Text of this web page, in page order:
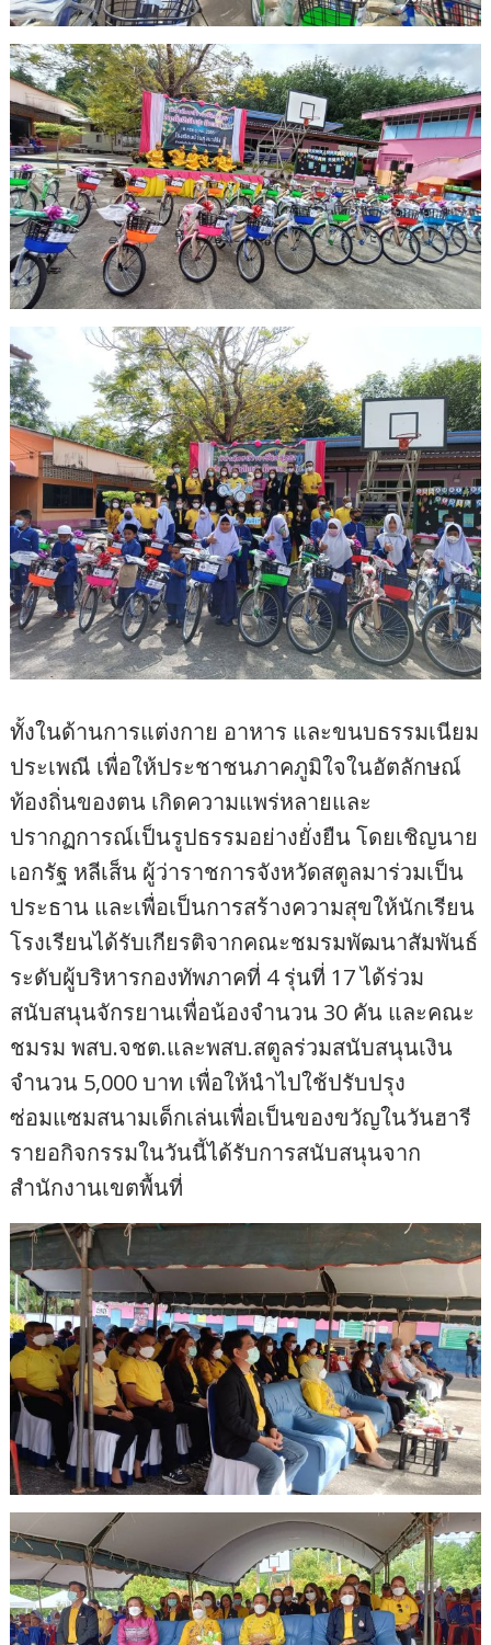
ทั้งในด้านการแต่งกาย อาหาร และขนบธรรมเนียม
ประเพณี เพื่อให้ประชาชนภาคภูมิใจในอัตลักษณ์
ท้องถิ่นของตน เกิดความแพร่หลายและ
ปรากฏการณ์เป็นรูปธรรมอย่างยั่งยืน โดยเชิญนาย
เอกรัฐ หลีเส็น ผู้ว่าราชการจังหวัดสตูลมาร่วมเป็น
ประธาน และเพื่อเป็นการสร้างความสุขให้นักเรียน
โรงเรียนได้รับเกียรติจากคณะชมรมพัฒนาสัมพันธ์
ระดับผู้บริหารกองทัพภาคที่ 4 รุ่นที่ 17 ได้ร่วม
สนับสนุนจักรยานเพื่อน้องจำนวน 30 คัน และคณะ
ชมรม พสบ.จชต.และพสบ.สตูลร่วมสนับสนุนเงิน
จำนวน 5,000 บาท เพื่อให้นำไปใช้ปรับปรุง
ซ่อมแซมสนามเด็กเล่นเพื่อเป็นของขวัญในวันฮารี
รายอกิจกรรมในวันนี้ได้รับการสนับสนุนจาก
สำนักงานเขตพื้นที่